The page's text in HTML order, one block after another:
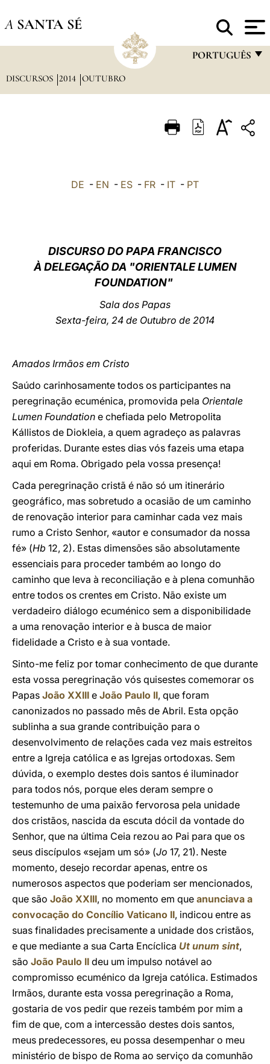
A SANTA SÉ
PORTUGUÊS
ITALIANO
中文
DISCURSOS 2014 OUTUBRO
DE - EN - ES - FR - IT - PT
DISCURSO DO PAPA FRANCISCO
À DELEGAÇÃO DA "ORIENTALE LUMEN
FOUNDATION"
Sala dos Papas
Sexta-feira, 24 de Outubro de 2014
Amados Irmãos em Cristo
Saúdo carinhosamente todos os participantes na
peregrinação ecuménica, promovida pela Orientale
Lumen Foundation e chefiada pelo Metropolita
Kállistos de Diokleia, a quem agradeço as palavras
proferidas. Durante estes dias vós fazeis uma etapa
aqui em Roma. Obrigado pela vossa presença!
Cada peregrinação cristã é não só um itinerário
geográfico, mas sobretudo a ocasião de um caminho
de renovação interior para caminhar cada vez mais
rumo a Cristo Senhor, «autor e consumador da nossa
fé» (Hb 12, 2). Estas dimensões são absolutamente
essenciais para proceder também ao longo do
caminho que leva à reconciliação e à plena comunhão
entre todos os crentes em Cristo. Não existe um
verdadeiro diálogo ecuménico sem a disponibilidade
a uma renovação interior e à busca de maior
fidelidade a Cristo e à sua vontade.
Sinto-me feliz por tomar conhecimento de que durante
esta vossa peregrinação vós quisestes comemorar os
Papas João XXIII e João Paulo II, que foram
canonizados no passado mês de Abril. Esta opção
sublinha a sua grande contribuição para o
desenvolvimento de relações cada vez mais estreitos
entre a Igreja católica e as Igrejas ortodoxas. Sem
dúvida, o exemplo destes dois santos é iluminador
para todos nós, porque eles deram sempre o
testemunho de uma paixão fervorosa pela unidade
dos cristãos, nascida da escuta dócil da vontade do
Senhor, que na última Ceia rezou ao Pai para que os
seus discípulos «sejam um só» (Jo 17, 21). Neste
momento, desejo recordar apenas, entre os
numerosos aspectos que poderiam ser mencionados,
que são João XXIII, no momento em que anunciava a
convocação do Concílio Vaticano II, indicou entre as
suas finalidades precisamente a unidade dos cristãos,
e que mediante a sua Carta Encíclica Ut unum sint,
são João Paulo II deu um impulso notável ao
compromisso ecuménico da Igreja católica. Estimados
Irmãos, durante esta vossa peregrinação a Roma,
gostaria de vos pedir que rezeis também por mim a
fim de que, com a intercessão destes dois santos,
meus predecessores, eu possa desempenhar o meu
ministério de bispo de Roma ao serviço da comunhão